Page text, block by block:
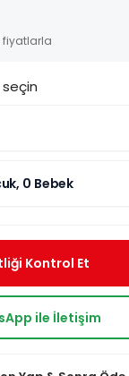
fiyatlarla
seçin
0 Bebek
Kontrol Et
ile İletişim